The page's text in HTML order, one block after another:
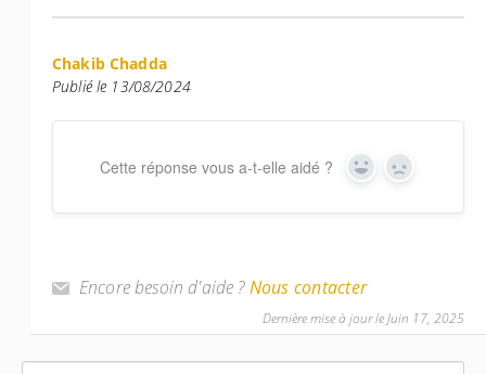
Chakib Chadda
Publié le 13/08/2024
Cette réponse vous a-t-elle aidé ? Yes No
Encore besoin d'aide ?Nous contacter
Dernière mise à jour le Juin 17, 2025